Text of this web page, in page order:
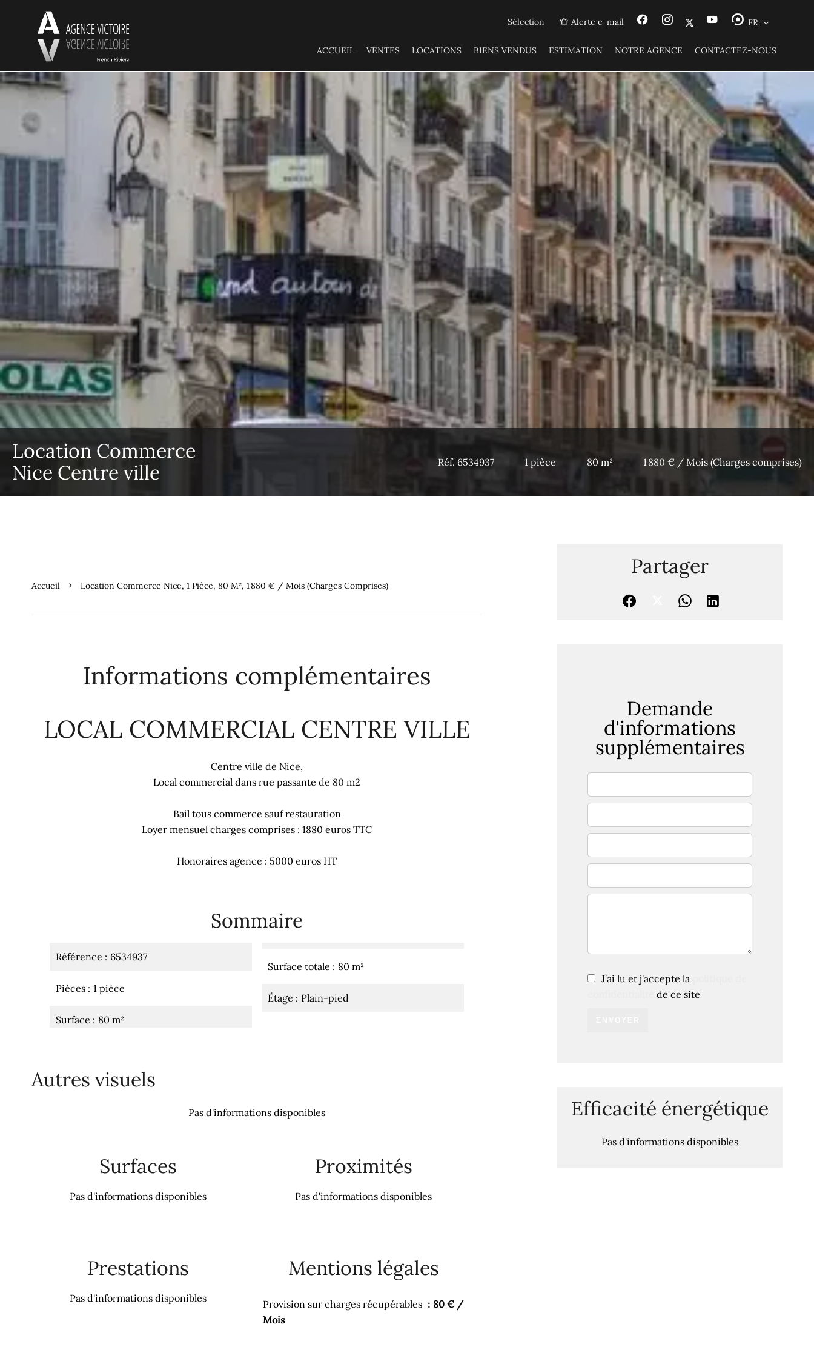
Sélection Alerte e-mail FR
ACCUEIL VENTES LOCATIONS BIENS VENDUS ESTIMATION NOTRE AGENCE CONTACTEZ-NOUS
Location Commerce
Nice Centre ville
Réf. 6534937 1 pièce 80 m² 1 880 € / Mois (Charges comprises)
Accueil Location Commerce Nice, 1 Pièce, 80 M², 1 880 € / Mois (Charges Comprises)
Informations complémentaires
LOCAL COMMERCIAL CENTRE VILLE
Centre ville de Nice,
Local commercial dans rue passante de 80 m2
Bail tous commerce sauf restauration
Loyer mensuel charges comprises : 1880 euros TTC
Honoraires agence : 5000 euros HT
Sommaire
Référence 6534937
Pièces 1 pièce
Surface 80 m²
Surface totale 80 m²
Étage Plain-pied
Autres visuels
Pas d'informations disponibles
Surfaces
Pas d'informations disponibles
Proximités
Pas d'informations disponibles
Prestations
Pas d'informations disponibles
Mentions légales
Provision sur charges récupérables
80 € /
Mois
Partager
Demande
d'informations
supplémentaires
J’ai lu et j'accepte la
de ce site
Efficacité énergétique
Pas d'informations disponibles